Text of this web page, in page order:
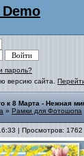
пароль?
версию сайта.
к 8 Марта - Нежная
» Рамки для Фотошопа
| Просмотров: 1762